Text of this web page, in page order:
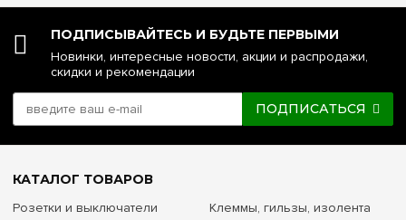
ПОДПИСЫВАЙТЕСЬ И БУДЬТЕ ПЕРВЫМИ
Новинки, интересные новости, акции и распродажи,
скидки и рекомендации
ПОДПИСАТЬСЯ
КАТАЛОГ ТОВАРОВ
Розетки и выключатели
Клеммы, гильзы, изолента